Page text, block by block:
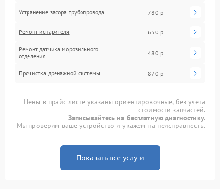
Устранение засора трубопровода 780 р
Ремонт испарителя 630 р
Ремонт датчика морозильного
отделения
480 р
Прочистка дренажной системы 870 р
Цены в прайс-листе указаны ориентировочные, без учета
стоимости запчастей.
Записывайтесь на бесплатную диагностику.
Мы проверим ваше устройство и укажем на неисправность.
Показать все услуги